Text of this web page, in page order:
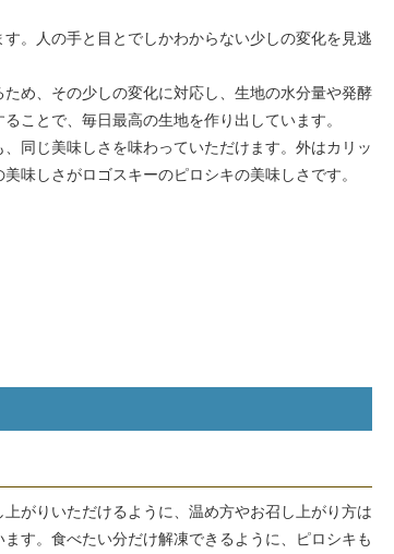
。人の手と目とでしかわからない少しの変化を見逃
め、その少しの変化に対応し、生地の水分量や発酵
ことで、毎日最高の生地を作り出しています。
同じ美味しさを味わっていただけます。外はカリッ
味しさがロゴスキーのピロシキの美味しさです。
がりいただけるように、温め方やお召し上がり方は
す。食べたい分だけ解凍できるように、ピロシキも